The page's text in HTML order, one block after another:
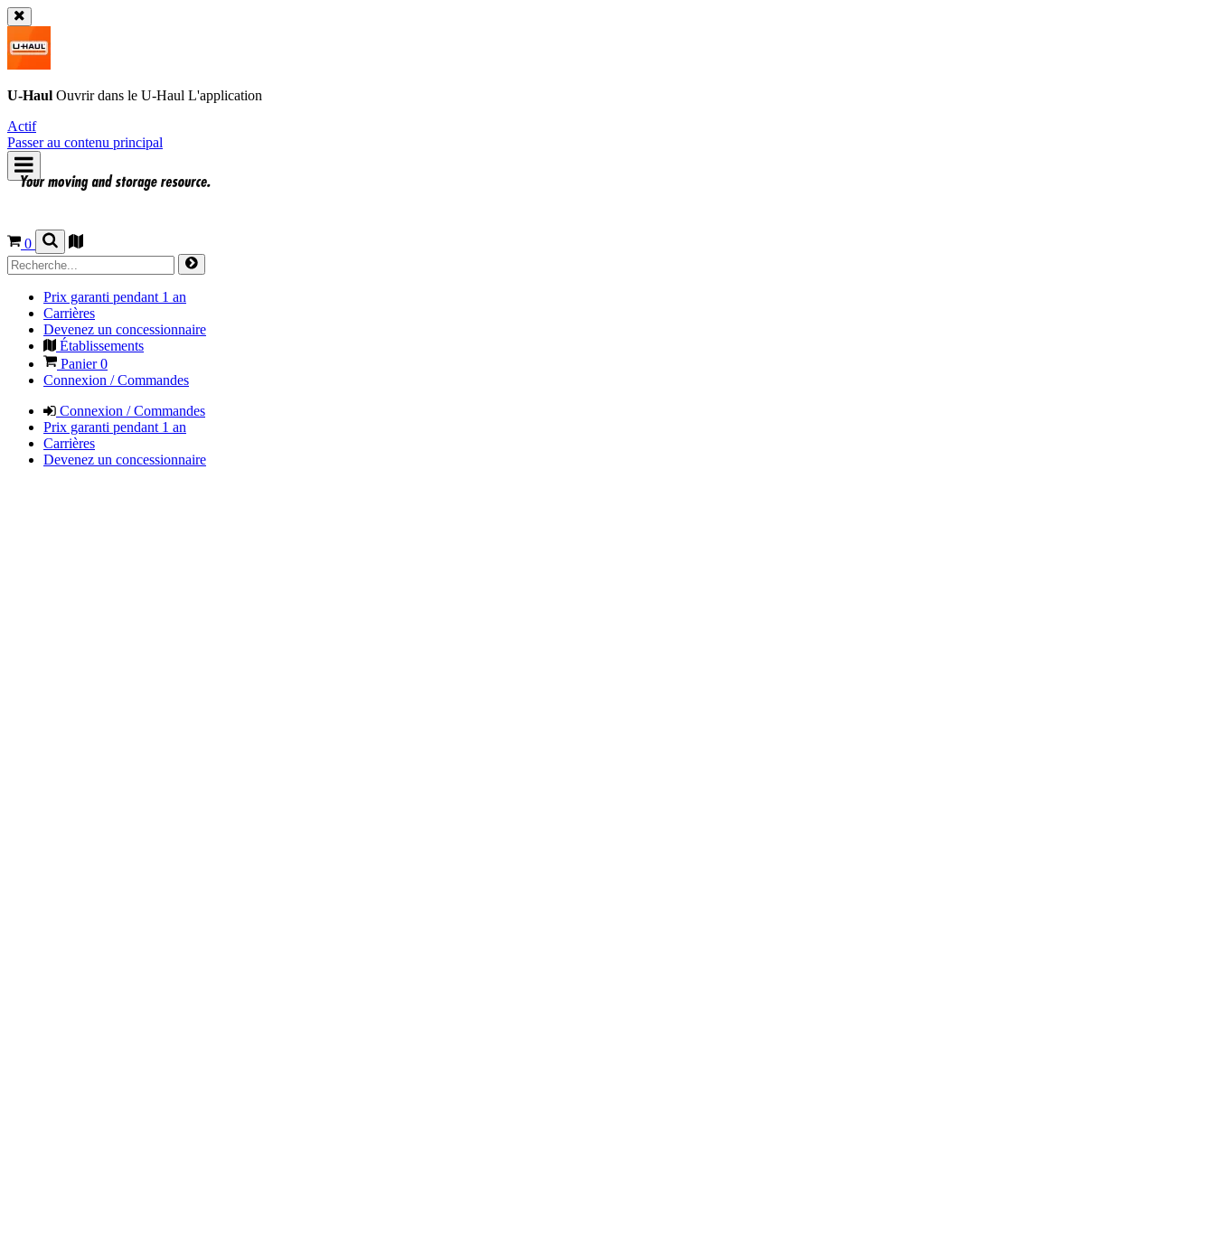
U-Haul Ouvrir dans le U-Haul L'application
Actif
Passer au contenu principal
0
Prix garanti pendant 1 an
Carrières
Devenez un concessionnaire
Établissements
Panier0
Connexion / Commandes
Connexion / Commandes
Prix garanti pendant 1 an
Carrières
Devenez un concessionnaire